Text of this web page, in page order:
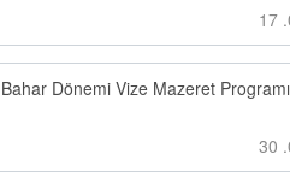
17
Bahar Dönemi Vize Mazeret
30